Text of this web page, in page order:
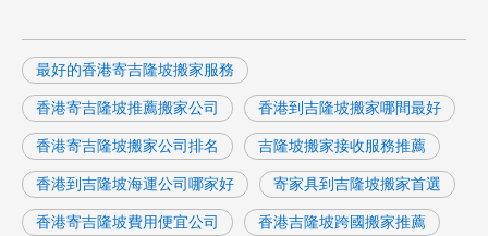
最好的香港寄吉隆坡搬家服務
香港寄吉隆坡推薦搬家公司 香港到吉隆坡搬家哪間最好
香港寄吉隆坡搬家公司排名 吉隆坡搬家接收服務推薦
香港到吉隆坡海運公司哪家好 寄家具到吉隆坡搬家首選
香港寄吉隆坡費用便宜公司 香港吉隆坡跨國搬家推薦